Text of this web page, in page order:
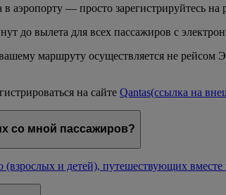
— просто зарегистрируйтесь на
до вылета для всех пассажиров с
маршруту осуществляется не рейсом
на сайте Qantas(ссылка на
со мной пассажиров?
(взрослых и детей), путешествующих